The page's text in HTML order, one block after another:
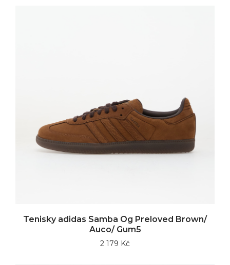
Tenisky adidas Samba Og Preloved Brown/
Auco/ Gum5
2 179 Kč